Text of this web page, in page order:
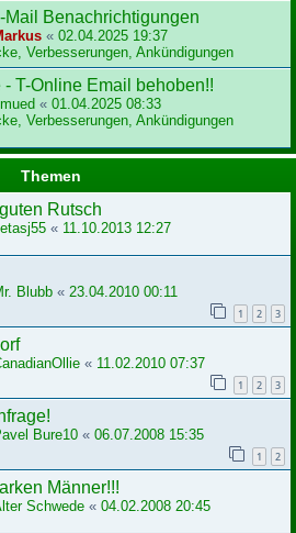
Mail Benachrichtigungen
« 02.04.2025 19:37
Verbesserungen, Ankündigungen
T-Online Email behoben!!
« 01.04.2025 08:33
Verbesserungen, Ankündigungen
Themen
Rutsch
« 11.10.2013 12:27
Blubb « 23.04.2010 00:11
1 2 3
« 11.02.2010 07:37
1 2 3
Bure10 « 06.07.2008 15:35
1 2
Männer!!!
Schwede « 04.02.2008 20:45